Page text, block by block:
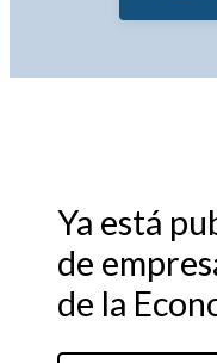
Ya está
de
de la